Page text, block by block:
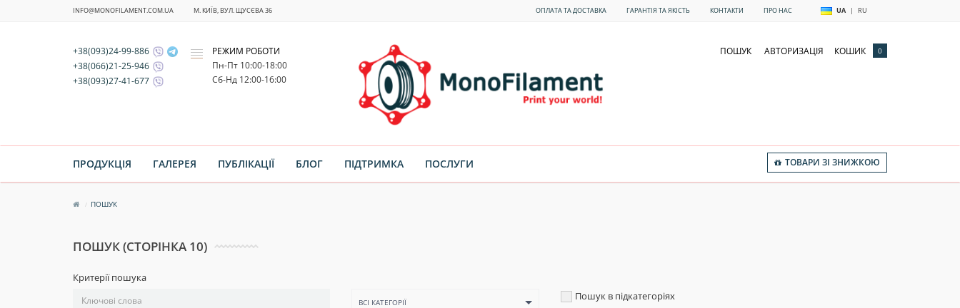
INFO@MONOFILAMENT.COM.UA М. КИЇВ, ВУЛ. ЩУСЄВА 36 ОПЛАТА ТА ДОСТАВКА ГАРАНТІЯ ТА ЯКІСТЬ КОНТАКТИ ПРО НАС UA | RU
+38(093)24-99-886
+38(066)21-25-946
+38(093)27-41-677
РЕЖИМ РОБОТИ
Пн-Пт 10:00-18:00
Cб-Нд 12:00-16:00
ПОШУК АВТОРИЗАЦІЯ КОШИК 0
ПРОДУКЦІЯ ГАЛЕРЕЯ ПУБЛІКАЦІЇ БЛОГ ПІДТРИМКА ПОСЛУГИ ТОВАРИ ЗІ ЗНИЖКОЮ
ПОШУК
ПОШУК (СТОРІНКА 10)
Критерії пошука
ВСІ КАТЕГОРІЇ
Пошук в підкатегоріях